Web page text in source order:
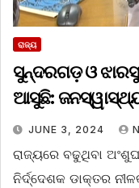
ରାଜ୍ୟ
ସୁନ୍ଦରଗଡ଼ ଓ
ଆସୁଛି:
JUNE 3, 2024
ରାଜ୍ୟରେ ବଢୁଥିବା
ନିର୍ଦ୍ଦେଶକ ଡାକ୍ତର